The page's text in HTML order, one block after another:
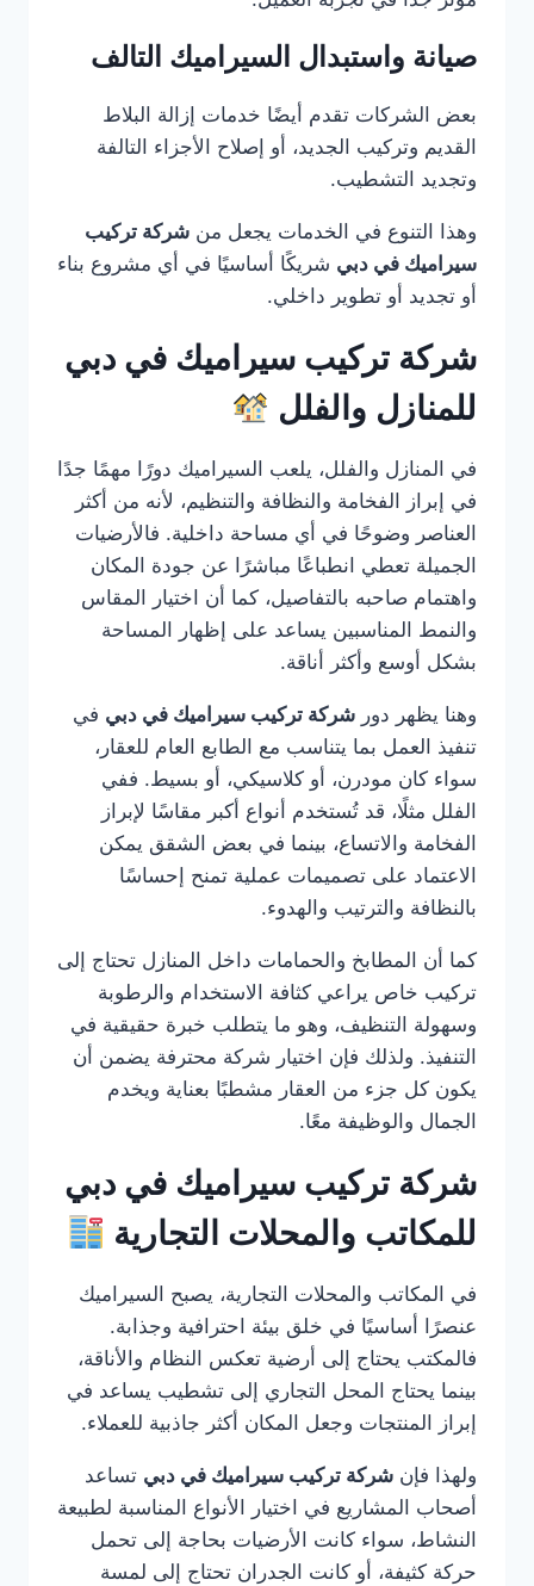
صيانة واستبدال السيراميك التالف
بعض الشركات تقدم أيضًا خدمات إزالة البلاط
القديم وتركيب الجديد، أو إصلاح الأجزاء التالفة
وتجديد التشطيب.
وهذا التنوع في الخدمات يجعل من شركة تركيب
سيراميك في دبي شريكًا أساسيًا في أي مشروع بناء
أو تجديد أو تطوير داخلي.
شركة تركيب سيراميك في دبي
للمنازل والفلل
في المنازل والفلل، يلعب السيراميك دورًا مهمًا جدًا
في إبراز الفخامة والنظافة والتنظيم، لأنه من أكثر
العناصر وضوحًا في أي مساحة داخلية. فالأرضيات
الجميلة تعطي انطباعًا مباشرًا عن جودة المكان
واهتمام صاحبه بالتفاصيل، كما أن اختيار المقاس
والنمط المناسبين يساعد على إظهار المساحة
بشكل أوسع وأكثر أناقة.
وهنا يظهر دور شركة تركيب سيراميك في دبي في
تنفيذ العمل بما يتناسب مع الطابع العام للعقار،
سواء كان مودرن، أو كلاسيكي، أو بسيط. ففي
الفلل مثلًا، قد تُستخدم أنواع أكبر مقاسًا لإبراز
الفخامة والاتساع، بينما في بعض الشقق يمكن
الاعتماد على تصميمات عملية تمنح إحساسًا
بالنظافة والترتيب والهدوء.
كما أن المطابخ والحمامات داخل المنازل تحتاج إلى
تركيب خاص يراعي كثافة الاستخدام والرطوبة
وسهولة التنظيف، وهو ما يتطلب خبرة حقيقية في
التنفيذ. ولذلك فإن اختيار شركة محترفة يضمن أن
يكون كل جزء من العقار مشطبًا بعناية ويخدم
الجمال والوظيفة معًا.
شركة تركيب سيراميك في دبي
للمكاتب والمحلات التجارية
في المكاتب والمحلات التجارية، يصبح السيراميك
عنصرًا أساسيًا في خلق بيئة احترافية وجذابة.
فالمكتب يحتاج إلى أرضية تعكس النظام والأناقة،
بينما يحتاج المحل التجاري إلى تشطيب يساعد في
إبراز المنتجات وجعل المكان أكثر جاذبية للعملاء.
ولهذا فإن شركة تركيب سيراميك في دبي تساعد
أصحاب المشاريع في اختيار الأنواع المناسبة لطبيعة
النشاط، سواء كانت الأرضيات بحاجة إلى تحمل
حركة كثيفة، أو كانت الجدران تحتاج إلى لمسة